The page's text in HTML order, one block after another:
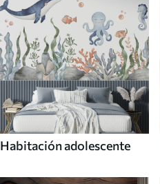
Habitación adolescente